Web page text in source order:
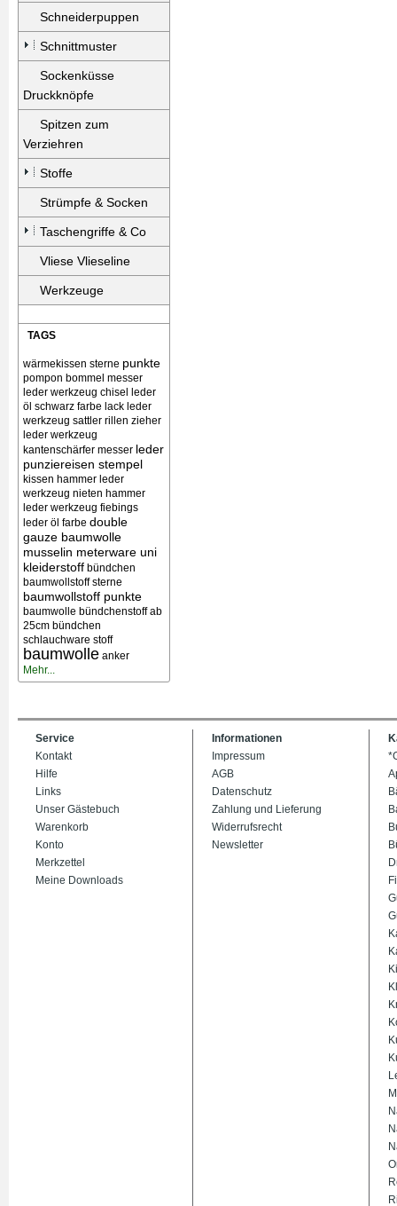
Schneiderpuppen
Schnittmuster
Sockenküsse
Druckknöpfe
Spitzen zum
Verziehren
Stoffe
Strümpfe & Socken
Taschengriffe & Co
Vliese Vlieseline
Werkzeuge
TAGS
wärmekissen sterne punkte
pompon bommel messer
leder werkzeug chisel
leder
öl schwarz farbe lack leder
werkzeug sattler rillen zieher
leder werkzeug
kantenschärfer messer leder
punziereisen stempel
kissen hammer leder
werkzeug nieten hammer
leder werkzeug fiebings
leder öl farbe double
gauze baumwolle
musselin meterware uni
kleiderstoff bündchen
baumwollstoff sterne
baumwollstoff punkte
baumwolle bündchenstoff ab
25cm bündchen
schlauchware stoff
baumwolle anker
Mehr...
Service
Kontakt
Hilfe
Links
Unser Gästebuch
Warenkorb
Konto
Merkzettel
Meine Downloads
Informationen
Impressum
AGB
Datenschutz
Zahlung und Lieferung
Widerrufsrecht
Newsletter